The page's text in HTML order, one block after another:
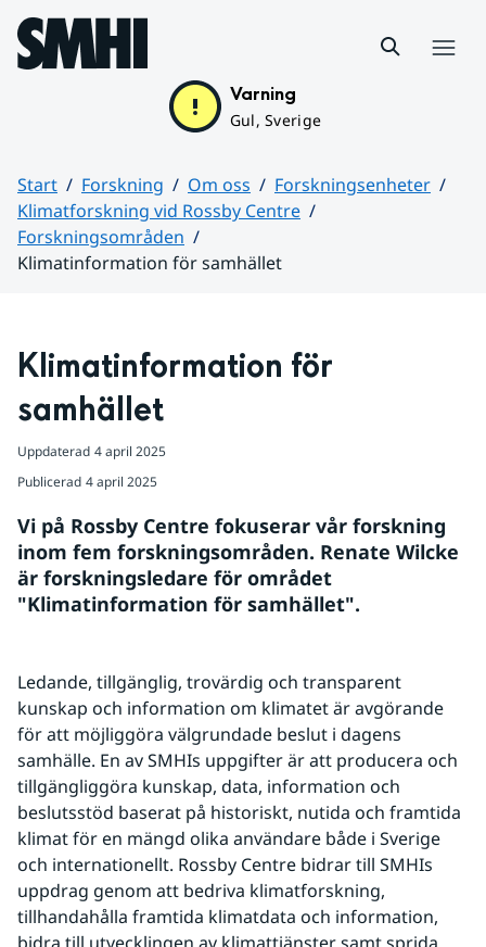
Hoppa till sidans innehåll
Varning
Gul, Sverige
Start Forskning Om oss
Forskningsenheter
Klimatforskning vid Rossby Centre
Forskningsområden
Klimatinformation för samhället
Klimatinformation för
samhället
Uppdaterad 4 april 2025
Publicerad 4 april 2025
Vi på Rossby Centre fokuserar vår forskning
inom fem forskningsområden. Renate Wilcke
är forskningsledare för området
"Klimatinformation för samhället".
Ledande, tillgänglig, trovärdig och transparent
kunskap och information om klimatet är avgörande
för att möjliggöra välgrundade beslut i dagens
samhälle. En av SMHIs uppgifter är att producera och
tillgängliggöra kunskap, data, information och
beslutsstöd baserat på historiskt, nutida och framtida
klimat för en mängd olika användare både i Sverige
och internationellt. Rossby Centre bidrar till SMHIs
uppdrag genom att bedriva klimatforskning,
tillhandahålla framtida klimatdata och information,